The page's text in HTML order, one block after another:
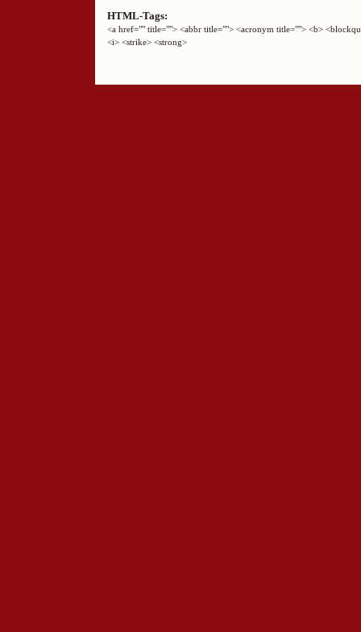
HTML-Tags:
<a href="" title=""> <abbr title=""> <acronym title=""> <b>
<i> <strike> <strong>